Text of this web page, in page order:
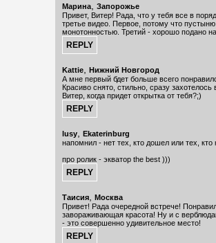
Марина, Запорожье
Привет, Витер! Рада, что у тебя все в
третье видео. Первое, потому что
монотонностью. Третий - хорошо подано
Kattie, Нижний Новгород
А мне первый бдет больше всего
Красиво снято, стильно, сразу захотелось
Витер, когда придет открытка от тебя?;)
lusy, Ekaterinburg
напомнил - нет тех, кто дошел или тех,
про ролик - экватор the best )))
Таисия, Москва
Привет! Рада очередной встрече!
завораживающая красота! Ну и с
- это совершенно удивительное место!